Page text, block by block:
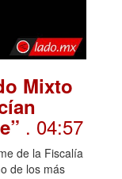
Mixto
. 04:57
de la Fiscalía
de los más